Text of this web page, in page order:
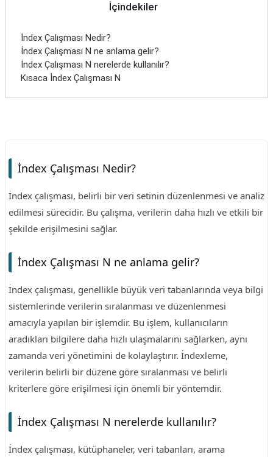
İçindekiler
İndex Çalışması Nedir?
İndex Çalışması N ne anlama gelir?
İndex Çalışması N nerelerde kullanılır?
Kısaca İndex Çalışması N
İndex Çalışması Nedir?
İndex çalışması, belirli bir veri setinin düzenlenmesi ve analiz
edilmesi sürecidir. Bu çalışma, verilerin daha hızlı ve etkili bir
şekilde erişilmesini sağlar.
İndex Çalışması N ne anlama gelir?
İndex çalışması, genellikle büyük veri tabanlarında veya bilgi
sistemlerinde verilerin sıralanması ve düzenlenmesi
amacıyla yapılan bir işlemdir. Bu işlem, kullanıcıların
aradıkları bilgilere daha hızlı ulaşmalarını sağlarken, aynı
zamanda veri yönetimini de kolaylaştırır. İndexleme,
verilerin belirli bir düzene göre sıralanması ve belirli
kriterlere göre erişilmesi için önemli bir yöntemdir.
İndex Çalışması N nerelerde kullanılır?
İndex çalışması, kütüphaneler, veri tabanları, arama